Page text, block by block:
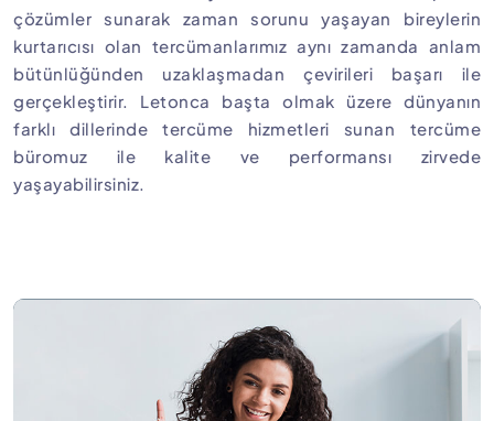
çözümler sunarak zaman sorunu yaşayan bireylerin
kurtarıcısı olan tercümanlarımız aynı zamanda anlam
bütünlüğünden uzaklaşmadan çevirileri başarı ile
gerçekleştirir. Letonca başta olmak üzere dünyanın
farklı dillerinde tercüme hizmetleri sunan tercüme
büromuz ile kalite ve performansı zirvede
yaşayabilirsiniz.